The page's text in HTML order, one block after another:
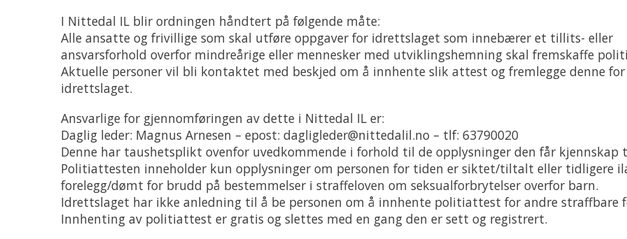
I Nittedal IL blir ordningen håndtert på følgende måte:
Alle ansatte og frivillige som skal utføre oppgaver for idrettslaget som innebærer et tillits- eller
ansvarsforhold overfor mindreårige eller mennesker med utviklingshemning skal fremskaffe
Aktuelle personer vil bli kontaktet med beskjed om å innhente slik attest og fremlegge denne for
idrettslaget.
Ansvarlige for gjennomføringen av dette i Nittedal IL er:
Daglig leder: Magnus Arnesen – epost: dagligleder@nittedalil.no – tlf: 63790020
Denne har taushetsplikt ovenfor uvedkommende i forhold til de opplysninger den får kjennskap
Politiattesten inneholder kun opplysninger om personen for tiden er siktet/tiltalt eller tidligere
forelegg/dømt for brudd på bestemmelser i straffeloven om seksualforbrytelser overfor barn.
Idrettslaget har ikke anledning til å be personen om å innhente politiattest for andre straffbare
Innhenting av politiattest er gratis og slettes med en gang den er sett og registrert.